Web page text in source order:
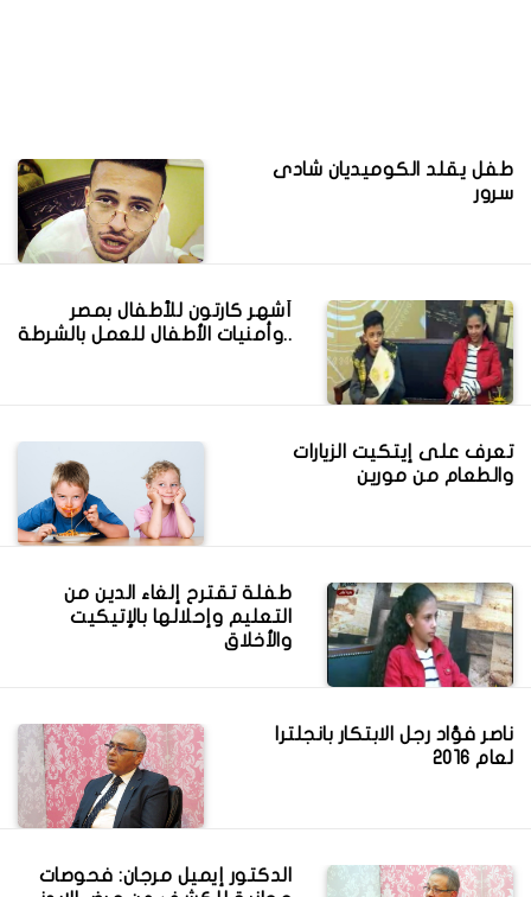
طفل يقلد الكوميديان شادى
سرور
أشهر كارتون للأطفال بمصر
..وأمنيات الأطفال للعمل بالشرطة
تعرف على إيتكيت الزيارات
والطعام من مورين
طفلة تقترح إلغاء الدين من
التعليم وإحلالها بالإتيكيت
والأخلاق
ناصر فؤاد رجل الابتكار بانجلترا
لعام 2016
الدكتور إيميل مرجان: فحوصات